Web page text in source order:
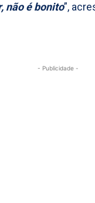
não é bonito”,
- Publicidade -